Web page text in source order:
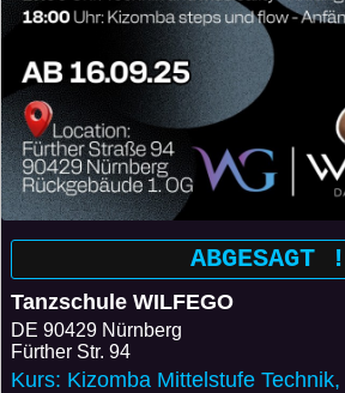
ABGESAGT !
Tanzschule WILFEGO
DE 90429 Nürnberg
Fürther Str. 94
Kurs: Kizomba Mittelstufe